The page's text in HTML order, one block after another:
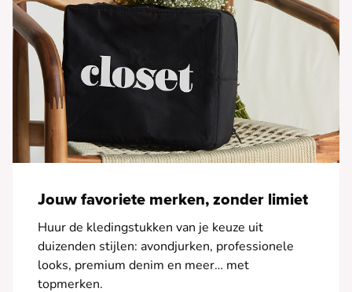
Jouw favoriete merken, zonder limiet
Huur de kledingstukken van je keuze uit
duizenden stijlen: avondjurken, professionele
looks, premium denim en meer… met
topmerken.